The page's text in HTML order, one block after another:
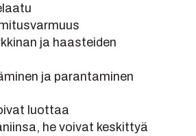
ja haasteiden
ja parantaminen
luottaa
he voivat keskittyä